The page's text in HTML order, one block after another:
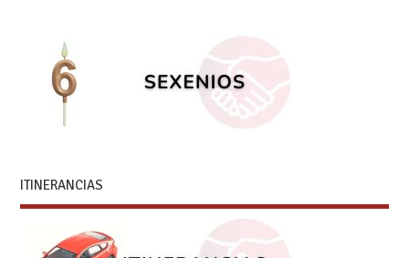
ITINERANCIAS